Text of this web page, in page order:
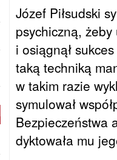
Józef Piłsudski
psychiczną,
i osiągnął
taką techniką
w takim razie
symulował
Bezpieczeństwa
dyktowała mu